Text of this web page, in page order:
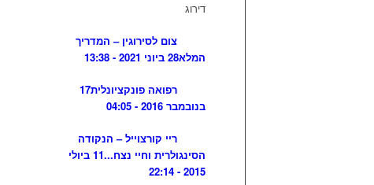
דירוג
צום לסירוגין – המדריך
המלא28 ביוני 2021 - 13:38
רפואה פונקציונלית17
בנובמבר 2016 - 04:05
ריי קורצוייל – הנקודה
הסינגולרית וחיי נצח...
11 ביולי
2015 - 22:14